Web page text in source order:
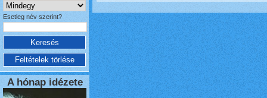
Esetleg név szerint?
A hónap idézete